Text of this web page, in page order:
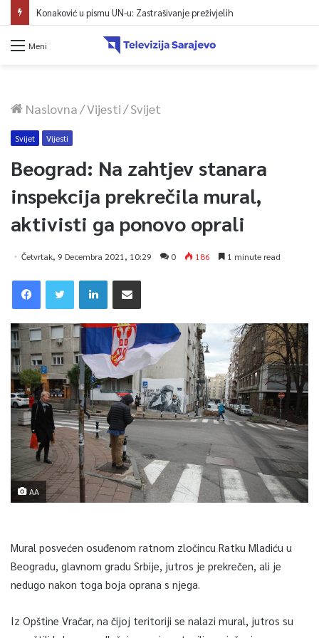
Konaković u pismu UN-u: Zastrašivanje preživjelih
Meni
Naslovna/Vijesti/Svijet
Svijet Vijesti
Beograd: Na zahtjev stanara
inspekcija prekrečila mural,
aktivisti ga ponovo oprali
Četvrtak, 9 Decembra 2021, 10:29 0 186 1 minute read
AA
Mural posvećen osuđenom ratnom zločincu Ratku Mladiću u
Beogradu, glavnom gradu Srbije, jutros je prekrečen, ali je
nedugo nakon toga boja oprana s njega.
Iz Opštine Vračar, na čijoj teritoriji se nalazi mural, jutros su